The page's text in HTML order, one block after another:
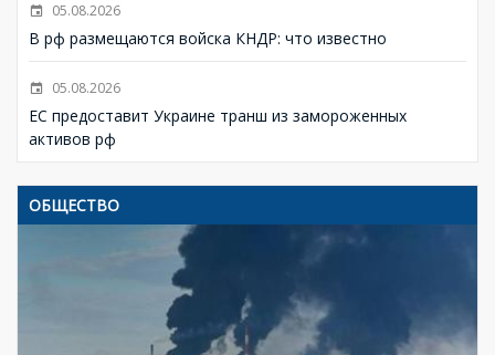
05.08.2026
В рф размещаются войска КНДР: что известно
05.08.2026
ЕС предоставит Украине транш из замороженных
активов рф
ОБЩЕСТВО